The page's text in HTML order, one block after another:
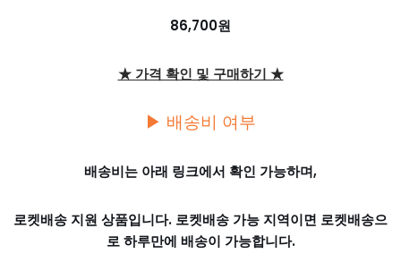
86,700원
★ 가격 확인 및 구매하기 ★
▶ 배송비 여부
배송비는 아래 링크에서 확인 가능하며,
로켓배송 지원 상품입니다. 로켓배송 가능 지역이면 로켓배송으
로 하루만에 배송이 가능합니다.